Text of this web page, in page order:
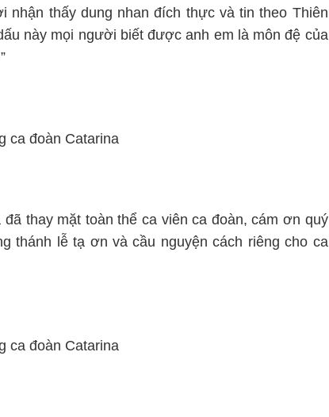
thấy dung nhan đích thực và tin theo Thiên
này mọi người biết được anh em là môn đệ của
thay mặt toàn thể ca viên ca đoàn, cám ơn quý
thánh lễ tạ ơn và cầu nguyện cách riêng cho ca